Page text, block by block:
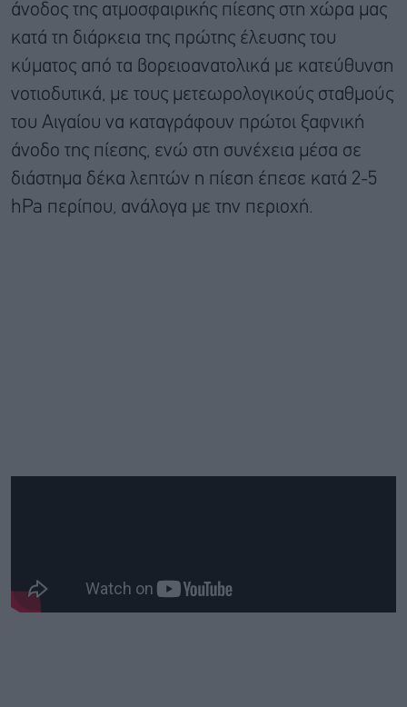
άνοδος της ατμοσφαιρικής πίεσης στη χώρα μας
κατά τη διάρκεια της πρώτης έλευσης του
κύματος από τα βορειοανατολικά με κατεύθυνση
νοτιοδυτικά, με τους μετεωρολογικούς σταθμούς
του Αιγαίου να καταγράφουν πρώτοι ξαφνική
άνοδο της πίεσης, ενώ στη συνέχεια μέσα σε
διάστημα δέκα λεπτών η πίεση έπεσε κατά 2-5
hPa περίπου, ανάλογα με την περιοχή.